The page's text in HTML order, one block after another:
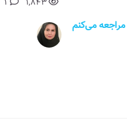
مراجعه می‌کنم
1,843
1